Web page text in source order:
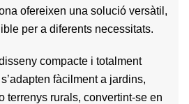
ofereixen una solució versàtil,
per a diferents necessitats.
compacte i totalment
fàcilment a jardins,
terrenys rurals, convertint-se en